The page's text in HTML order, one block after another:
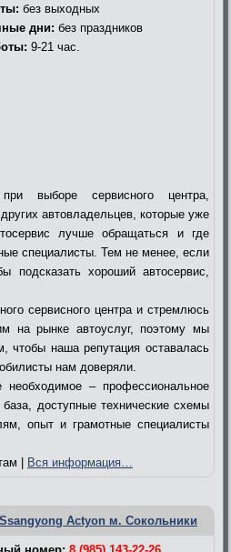
без выходных
дни: без праздников
9-21 час.
выборе сервисного центра,
автовладельцев, которые уже
лучше обращаться и где
специалисты. Тем не менее, если
хороший автосервис,
сервисного центра и стремлюсь
на рынке автоуслуг, поэтому мы
чтобы наша репутация оставалась
нам доверяли.
– профессиональное
база, доступные технические схемы
опыт и грамотные специалисты
| Вся информация…
Actyon м. Сокольники